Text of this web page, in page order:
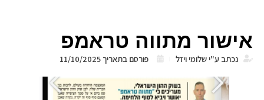
אישור מתווה טראמפ
נכתב ע"ישלומי ויזל פורסם בתאריך 11/10/2025